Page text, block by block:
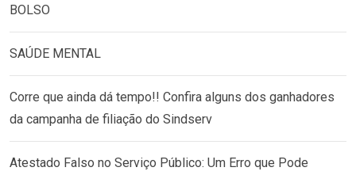
BOLSO
SAÚDE MENTAL
Corre que ainda dá tempo!! Confira alguns dos ganhadores
da campanha de filiação do Sindserv
Atestado Falso no Serviço Público: Um Erro que Pode